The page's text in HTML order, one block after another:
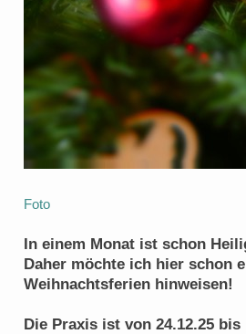
Foto
In einem Monat ist schon
Daher möchte ich hier schon
Weihnachtsferien hinweisen!
Die Praxis ist von 24.12.25 bis